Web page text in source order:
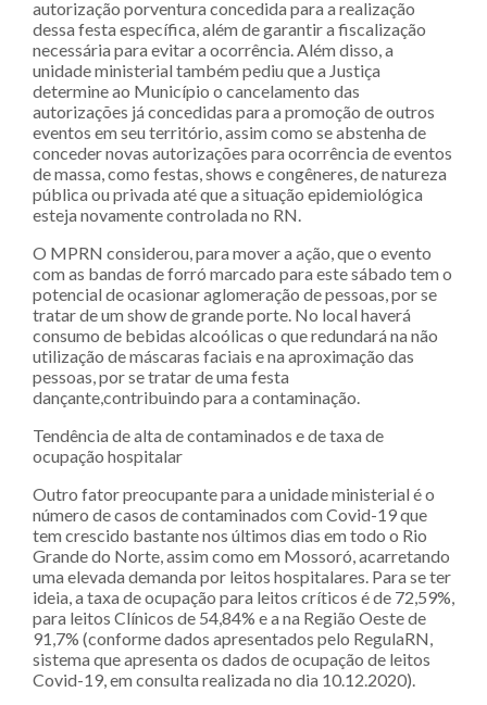
autorização porventura concedida para a realização
dessa festa específica, além de garantir a fiscalização
necessária para evitar a ocorrência. Além disso, a
unidade ministerial também pediu que a Justiça
determine ao Município o cancelamento das
autorizações já concedidas para a promoção de outros
eventos em seu território, assim como se abstenha de
conceder novas autorizações para ocorrência de eventos
de massa, como festas, shows e congêneres, de natureza
pública ou privada até que a situação epidemiológica
esteja novamente controlada no RN.
O MPRN considerou, para mover a ação, que o evento
com as bandas de forró marcado para este sábado tem o
potencial de ocasionar aglomeração de pessoas, por se
tratar de um show de grande porte. No local haverá
consumo de bebidas alcoólicas o que redundará na não
utilização de máscaras faciais e na aproximação das
pessoas, por se tratar de uma festa
dançante,contribuindo para a contaminação.
Tendência de alta de contaminados e de taxa de
ocupação hospitalar
Outro fator preocupante para a unidade ministerial é o
número de casos de contaminados com Covid-19 que
tem crescido bastante nos últimos dias em todo o Rio
Grande do Norte, assim como em Mossoró, acarretando
uma elevada demanda por leitos hospitalares. Para se ter
ideia, a taxa de ocupação para leitos críticos é de 72,59%,
para leitos Clínicos de 54,84% e a na Região Oeste de
91,7% (conforme dados apresentados pelo RegulaRN,
sistema que apresenta os dados de ocupação de leitos
Covid-19, em consulta realizada no dia 10.12.2020).